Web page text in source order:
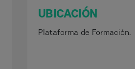
UBICACIÓN
Plataforma de Formación.